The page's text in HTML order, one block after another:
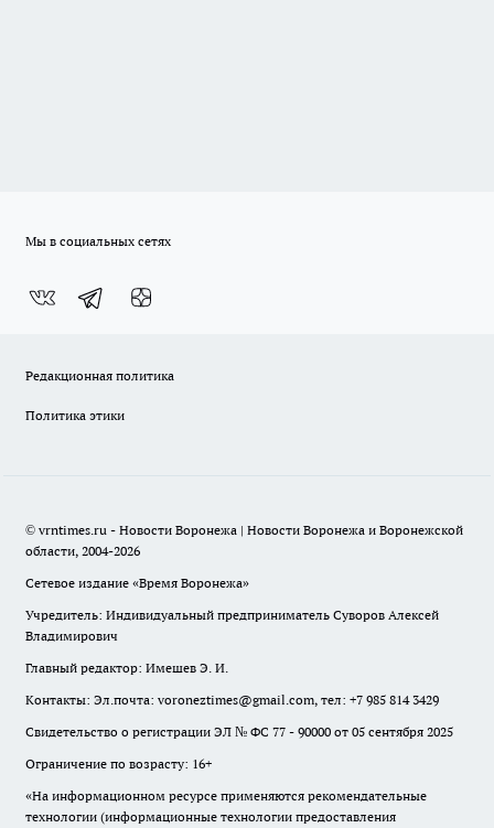
Мы в социальных сетях
Редакционная политика
Политика этики
© vrntimes.ru - Новости Воронежа | Новости Воронежа и Воронежской
области, 2004-2026
Сетевое издание «Время Воронежа»
Учредитель: Индивидуальный предприниматель Суворов Алексей
Владимирович
Главный редактор: Имешев Э. И.
Контакты: Эл.почта: voroneztimes@gmail.com, тел: +7 985 814 3429
Свидетельство о регистрации ЭЛ № ФС 77 - 90000 от 05 сентября 2025
Ограничение по возрасту: 16+
«На информационном ресурсе применяются рекомендательные
технологии (информационные технологии предоставления